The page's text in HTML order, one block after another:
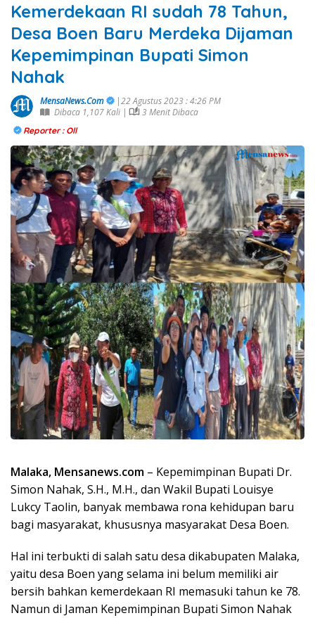
Kemerdekaan RI sudah 78 Tahun,
Desa Boen Baru Merdeka Dijaman
Kepemimpinan Bupati Simon
Nahak
MensaNews.Com
|22 Agustus 2023 : 4:26 PM
Dibaca 1,107 Kali |
3 Menit Dibaca
Reporter : Oll
Malaka, Mensanews.com – Kepemimpinan Bupati Dr.
Simon Nahak, S.H., M.H., dan Wakil Bupati Louisye
Lukcy Taolin, banyak membawa rona kehidupan baru
bagi masyarakat, khususnya masyarakat Desa Boen.
Hal ini terbukti di salah satu desa dikabupaten Malaka,
yaitu desa Boen yang selama ini belum memiliki air
bersih bahkan kemerdekaan RI memasuki tahun ke 78.
Namun di Jaman Kepemimpinan Bupati Simon Nahak